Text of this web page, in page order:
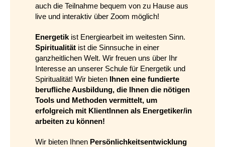
auch die Teilnahme bequem von zu Hause aus
live und interaktiv über Zoom möglich!
Energetik ist Energiearbeit im weitesten Sinn.
Spiritualität ist die Sinnsuche in einer
ganzheitlichen Welt. Wir freuen uns über Ihr
Interesse an unserer Schule für Energetik und
Spiritualität! Wir bieten Ihnen eine fundierte
berufliche Ausbildung, die Ihnen die nötigen
Tools und Methoden vermittelt, um
erfolgreich mit KlientInnen als Energetiker/in
arbeiten zu können!
Wir bieten Ihnen Persönlichkeitsentwicklung